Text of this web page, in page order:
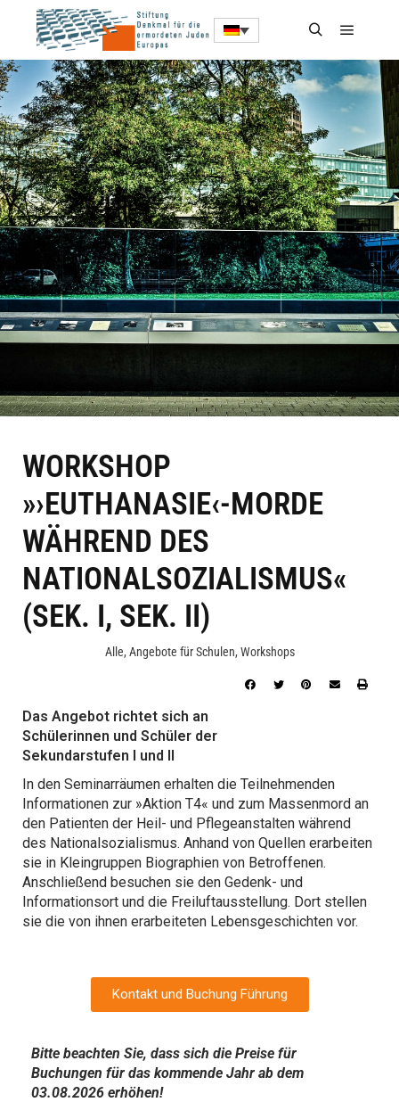
WORKSHOP
»›EUTHANASIE‹-MORDE
WÄHREND DES
NATIONALSOZIALISMUS«
(SEK. I, SEK. II)
Alle, Angebote für Schulen, Workshops
Das Angebot richtet sich an
Schülerinnen und Schüler der
Sekundarstufen I und II
In den Seminarräumen erhalten die Teilnehmenden
Informationen zur »Aktion T4« und zum Massenmord an
den Patienten der Heil- und Pflegeanstalten während
des Nationalsozialismus. Anhand von Quellen erarbeiten
sie in Kleingruppen Biographien von Betroffenen.
Anschließend besuchen sie den Gedenk- und
Informationsort und die Freiluftausstellung. Dort stellen
sie die von ihnen erarbeiteten Lebensgeschichten vor.
Kontakt und Buchung Führung
Bitte beachten Sie, dass sich die Preise für
Buchungen für das kommende Jahr ab dem
03.08.2026 erhöhen!